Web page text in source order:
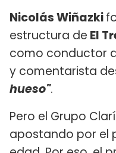
Nicolás Wiñazki
estructura de El
como conductor
y comentarista
hueso".
Pero el Grupo
apostando por el